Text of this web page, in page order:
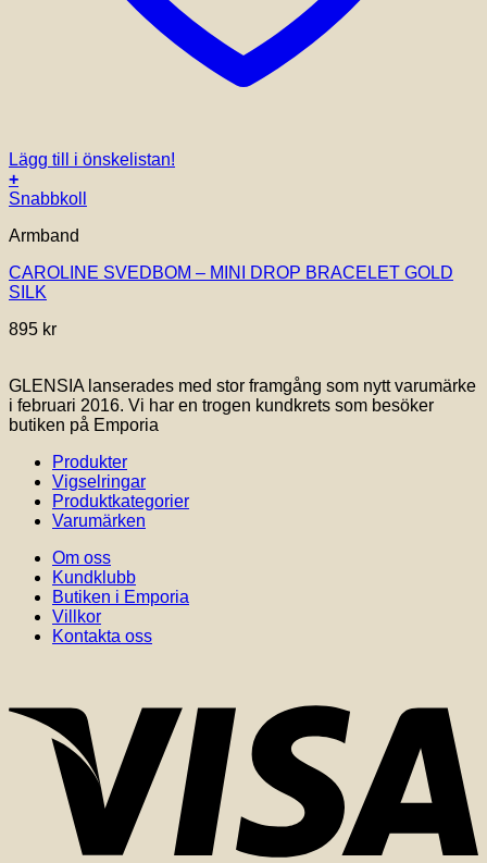
Lägg till i önskelistan!
+
Snabbkoll
Armband
CAROLINE SVEDBOM – MINI DROP BRACELET GOLD
SILK
895 kr
GLENSIA lanserades med stor framgång som nytt varumärke
i februari 2016. Vi har en trogen kundkrets som besöker
butiken på Emporia
Produkter
Vigselringar
Produktkategorier
Varumärken
Om oss
Kundklubb
Butiken i Emporia
Villkor
Kontakta oss